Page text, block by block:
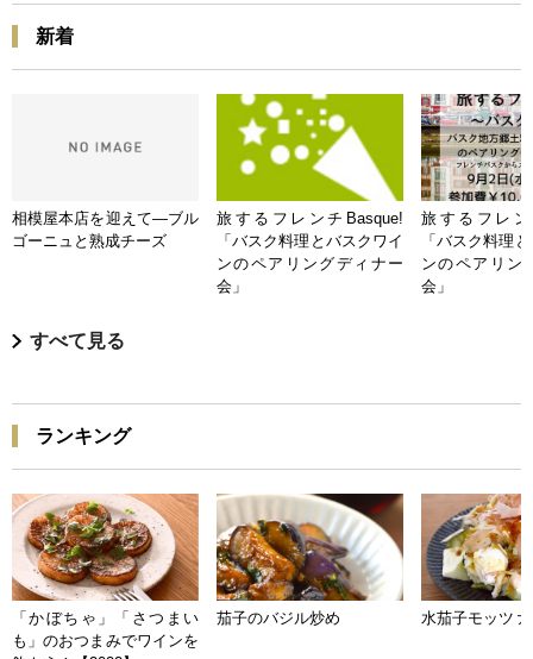
新着
相模屋本店を迎えて―ブル
ゴーニュと熟成チーズ
旅するフレンチBasque!
「バスク料理とバスクワイ
ンのペアリングディナー
会」
旅するフレン
「バスク料理
ンのペアリン
会」
すべて見る
ランキング
「かぼちゃ」「さつまい
も」のおつまみでワインを
茄子のバジル炒め 水茄子モッツァ